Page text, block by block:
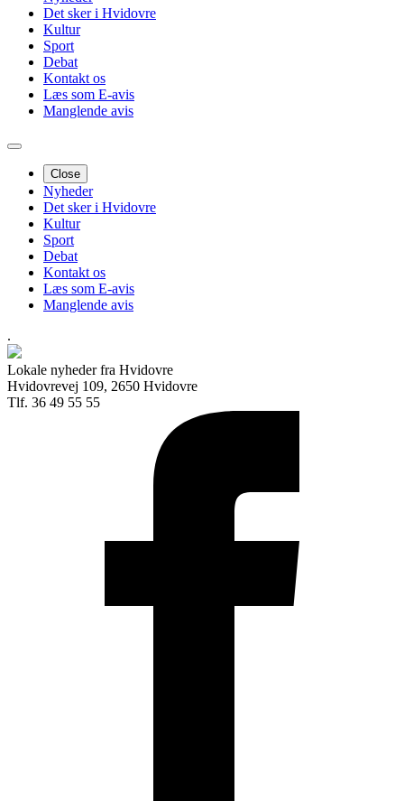
Det sker i Hvidovre
Kultur
Sport
Debat
Kontakt os
Læs som E-avis
Manglende avis
Close
Nyheder
Det sker i Hvidovre
Kultur
Sport
Debat
Kontakt os
Læs som E-avis
Manglende avis
.
Lokale nyheder fra Hvidovre
Hvidovrevej 109, 2650 Hvidovre
Tlf. 36 49 55 55